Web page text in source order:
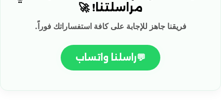
مراسلتنا! 🚀
فريقنا جاهز للإجابة على كافة استفساراتك فوراً.
💬راسلنا واتساب